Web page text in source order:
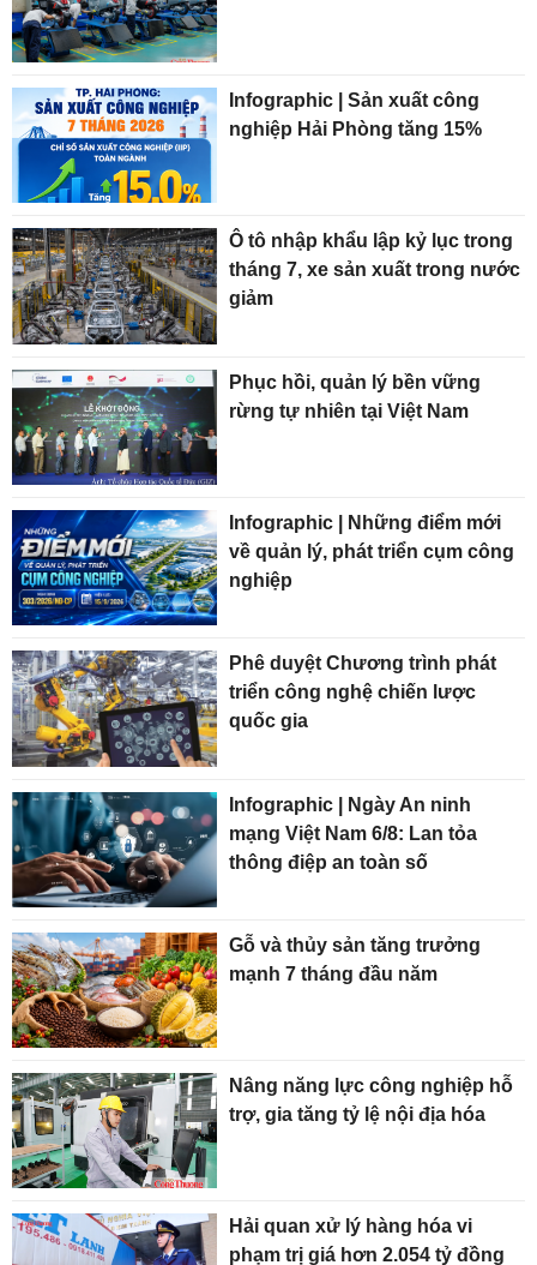
Infographic | Sản xuất công
nghiệp Hải Phòng tăng 15%
Ô tô nhập khẩu lập kỷ lục trong
tháng 7, xe sản xuất trong nước
giảm
Phục hồi, quản lý bền vững
rừng tự nhiên tại Việt Nam
Infographic | Những điểm mới
về quản lý, phát triển cụm công
nghiệp
Phê duyệt Chương trình phát
triển công nghệ chiến lược
quốc gia
Infographic | Ngày An ninh
mạng Việt Nam 6/8: Lan tỏa
thông điệp an toàn số
Gỗ và thủy sản tăng trưởng
mạnh 7 tháng đầu năm
Nâng năng lực công nghiệp hỗ
trợ, gia tăng tỷ lệ nội địa hóa
Hải quan xử lý hàng hóa vi
phạm trị giá hơn 2.054 tỷ đồng